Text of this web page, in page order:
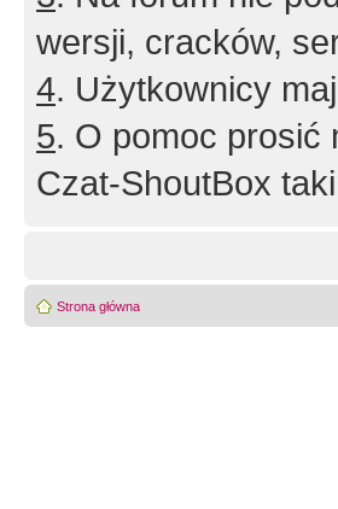
wersji, cracków,
4. Użytkownicy
5. O pomoc prosić
Czat-ShoutBox
Strona główna